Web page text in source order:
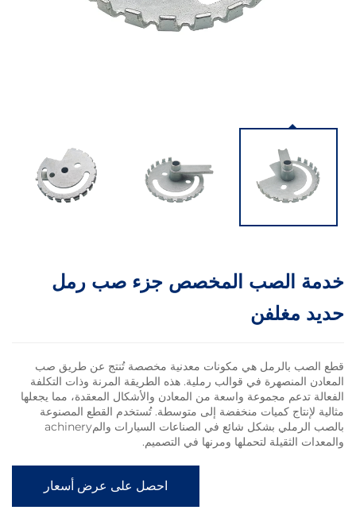
الصب المخصص جزء صب رمل
بالرمل هي مكونات معدنية مخصصة تُنتج عن طريق صب
في قوالب رملية. هذه الطريقة المرنة وذات التكلفة
مجموعة واسعة من المعادن والأشكال المعقدة، مما يجعلها
كميات منخفضة إلى متوسطة. تُستخدم القطع المصنوعة
بالصب الرملي بشكل شائع في الصناعات السيارات والمachinery
لتحملها ومرنها في التصميم.
احصل على عرض أسعار